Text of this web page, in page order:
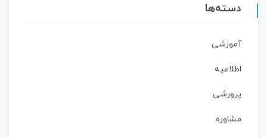
دسته‌ها
آموزشی
اطلاعیه
پرورشی
مشاوره